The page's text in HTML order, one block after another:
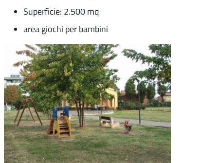
Superficie: 2.500 mq
area giochi per bambini